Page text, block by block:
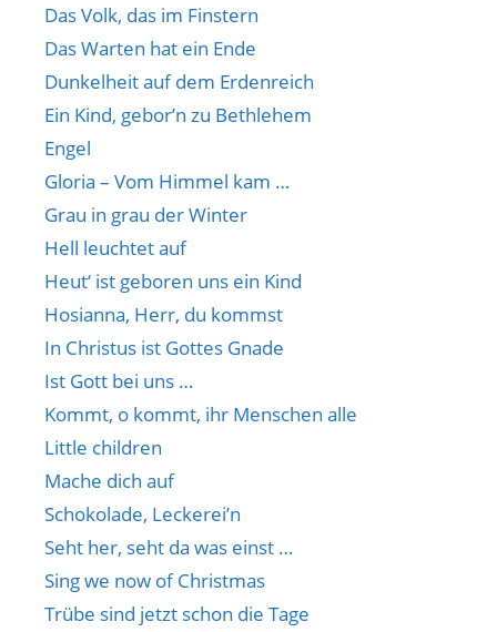
Das Volk, das im Finstern
Das Warten hat ein Ende
Dunkelheit auf dem Erdenreich
Ein Kind, gebor’n zu Bethlehem
Engel
Gloria – Vom Himmel kam …
Grau in grau der Winter
Hell leuchtet auf
Heut‘ ist geboren uns ein Kind
Hosianna, Herr, du kommst
In Christus ist Gottes Gnade
Ist Gott bei uns …
Kommt, o kommt, ihr Menschen alle
Little children
Mache dich auf
Schokolade, Leckerei’n
Seht her, seht da was einst …
Sing we now of Christmas
Trübe sind jetzt schon die Tage